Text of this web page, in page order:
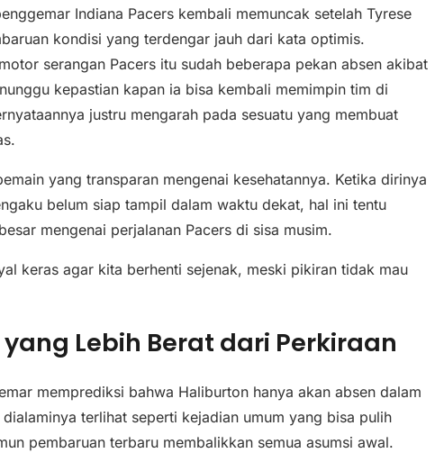
Indiana Pacers kembali memuncak setelah Tyrese
kondisi yang terdengar jauh dari kata optimis.
serangan Pacers itu sudah beberapa pekan absen akibat
kepastian kapan ia bisa kembali memimpin tim di
justru mengarah pada sesuatu yang membuat
yang transparan mengenai kesehatannya. Ketika dirinya
belum siap tampil dalam waktu dekat, hal ini tentu
mengenai perjalanan Pacers di sisa musim.
keras agar kita berhenti sejenak, meski pikiran tidak mau
Lebih Berat dari Perkiraan
memprediksi bahwa Haliburton hanya akan absen dalam
terlihat seperti kejadian umum yang bisa pulih
pembaruan terbaru membalikkan semua asumsi awal.